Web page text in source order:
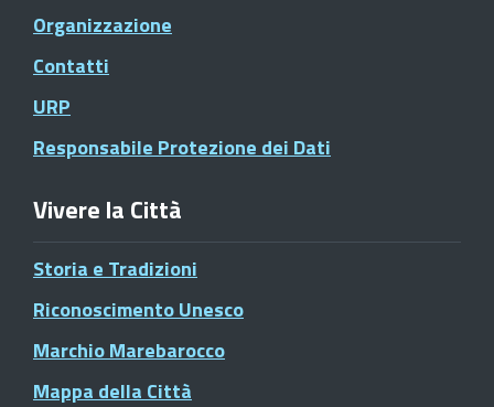
Organizzazione
Contatti
URP
Responsabile Protezione dei Dati
Vivere la Città
Storia e Tradizioni
Riconoscimento Unesco
Marchio Marebarocco
Mappa della Città